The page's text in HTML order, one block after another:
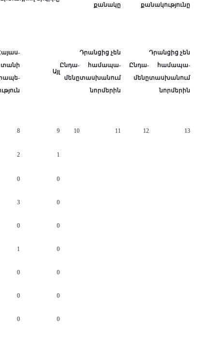
քանակը
քանակությունը
տանի
Այլ
Ընդա­­
մենը
Դրանցից չեն
համապա­
տասխանում
նորմերին
Ընդա­
մենը
Դրանցից չեն
համապա­
տասխանում
նորմերին
8 9 10 11 12 13
2 1
0 0
3 0
0 0
1 0
0 0
0 0
0 0